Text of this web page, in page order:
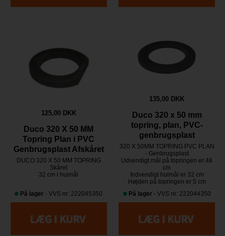
125,00 DKK
Duco 320 X 50 MM
Topring Plan i PVC
Genbrugsplast Afskåret
DUCO 320 X 50 MM TOPRING
Skåret
32 cm i hulmål
På lager - VVS nr: 222045350
135,00 DKK
Duco 320 x 50 mm
topring, plan, PVC-
genbrugsplast
320 X 50MM TOPRING PVC PLAN
- Genbrugsplast
Udvendigt mål på topringen er 48
cm
Indvendigt hulmål er 32 cm
Højden på topringen er 5 cm
På lager - VVS nr: 222044350